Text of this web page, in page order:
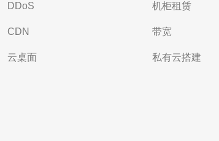
DDoS
CDN
云桌面
机柜租赁
带宽
私有云搭建